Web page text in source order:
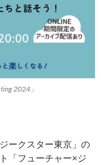
2024」
ークスター東京」の
「フューチャー×ジ